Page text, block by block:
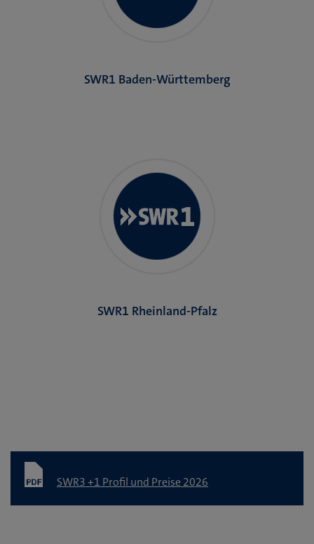
SWR1 Baden-Württemberg
SWR1 Rheinland-Pfalz
SWR3 +1 Profil und Preise 2026